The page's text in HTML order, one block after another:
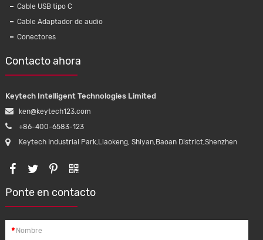
Cable USB tipo C
Cable Adaptador de audio
Conectores
Contacto ahora
Keytech Intelligent Technologies Limited
ken@keytech123.com
+86-400-6583-123
Keytech Industrial Park,Liaokeng, Shiyan,Baoan District,Shenzhen
Ponte en contacto
*